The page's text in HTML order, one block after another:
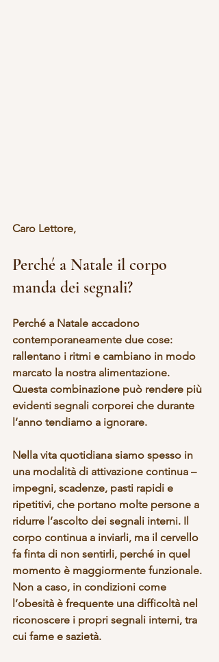
Caro Lettore,
Perché a Natale il corpo
manda dei segnali?
Perché a Natale accadono
contemporaneamente due cose:
rallentano i ritmi e cambiano in modo
marcato la nostra alimentazione.
Questa combinazione può rendere più
evidenti segnali corporei che durante
l’anno tendiamo a ignorare.
Nella vita quotidiana siamo spesso in
una modalità di attivazione continua –
impegni, scadenze, pasti rapidi e
ripetitivi, che portano molte persone a
ridurre l’ascolto dei segnali interni. Il
corpo continua a inviarli, ma il cervello
fa finta di non sentirli, perché in quel
momento è maggiormente funzionale.
Non a caso, in condizioni come
l’obesità è frequente una difficoltà nel
riconoscere i propri segnali interni, tra
cui fame e sazietà.